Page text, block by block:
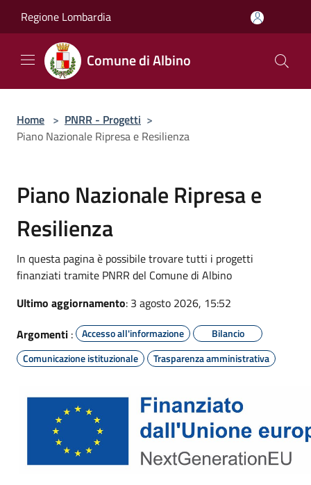
Regione Lombardia
Comune di Albino
Home > PNRR - Progetti >
Piano Nazionale Ripresa e Resilienza
Piano Nazionale Ripresa e
Resilienza
In questa pagina è possibile trovare tutti i progetti
finanziati tramite PNRR del Comune di Albino
Ultimo aggiornamento: 3 agosto 2026, 15:52
Argomenti : Accesso all'informazione
Bilancio
Comunicazione istituzionale
Trasparenza amministrativa